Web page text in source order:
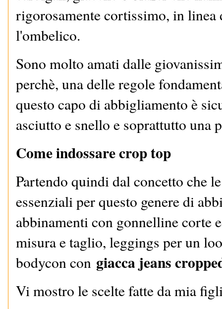
rigorosamente cortissimo, in linea
l'ombelico.
Sono molto amati dalle
perchè, una delle regole
questo capo di abbigliamento è
asciutto e snello e soprattutto una
Come indossare crop top
Partendo quindi dal concetto che
essenziali per questo genere di
abbinamenti con gonnelline corte
misura e taglio, leggings per un
bodycon con giacca jeans
Vi mostro le scelte fatte da mia